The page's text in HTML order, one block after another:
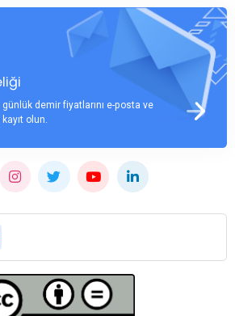
demir fiyatlarını e-posta ve
olun.